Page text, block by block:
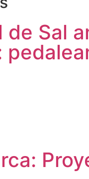
de Sal